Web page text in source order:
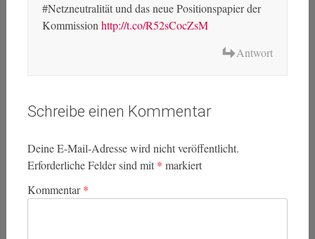
#Netzneutralität und das neue Positionspapier der
Kommissionhttp://t.co/R52sCocZsM
Antwort
Schreibe einen Kommentar
Deine E-Mail-Adresse wird nicht veröffentlicht.
Erforderliche Felder sind mit * markiert
Kommentar*